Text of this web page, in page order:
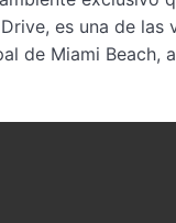
es una de
de Miami Beach,